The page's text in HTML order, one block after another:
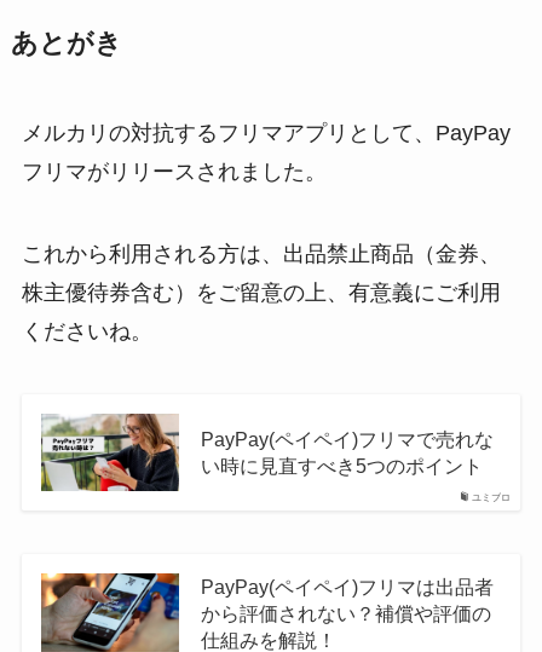
あとがき
メルカリの対抗するフリマアプリとして、PayPay
フリマがリリースされました。
これから利用される方は、出品禁止商品（金券、
株主優待券含む）をご留意の上、有意義にご利用
くださいね。
ユミブロ
PayPay(ペイペイ)フリマで売れな
い時に見直すべき5つのポイント
PayPay(ペイペイ)フリマは出品者
から評価されない？補償や評価の
仕組みを解説！